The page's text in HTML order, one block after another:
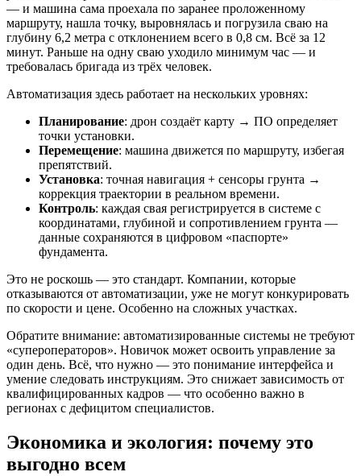
— и машина сама проехала по заранее проложенному
маршруту, нашла точку, выровнялась и погрузила сваю на
глубину 6,2 метра с отклонением всего в 0,8 см. Всё за 12
минут. Раньше на одну сваю уходило минимум час — и
требовалась бригада из трёх человек.
Автоматизация здесь работает на нескольких уровнях:
Планирование: дрон создаёт карту → ПО определяет
точки установки.
Перемещение: машина движется по маршруту, избегая
препятствий.
Установка: точная навигация + сенсоры грунта →
коррекция траектории в реальном времени.
Контроль: каждая свая регистрируется в системе с
координатами, глубиной и сопротивлением грунта —
данные сохраняются в цифровом «паспорте»
фундамента.
Это не роскошь — это стандарт. Компании, которые
отказываются от автоматизации, уже не могут конкурировать
по скорости и цене. Особенно на сложных участках.
Обратите внимание: автоматизированные системы не требуют
«супероператоров». Новичок может освоить управление за
один день. Всё, что нужно — это понимание интерфейса и
умение следовать инструкциям. Это снижает зависимость от
квалифицированных кадров — что особенно важно в
регионах с дефицитом специалистов.
Экономика и экология: почему это
выгодно всем